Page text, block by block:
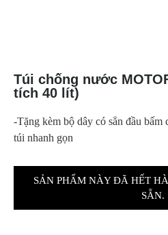
Túi chống nước
tích 40 lít)
-Tặng kèm bộ dây có sẳn đầu bấm
túi nhanh gọn
SẢN PHẨM NÀY ĐÃ HẾT
SẴN.